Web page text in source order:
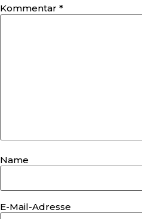
Kommentar *
Name
E-Mail-Adresse